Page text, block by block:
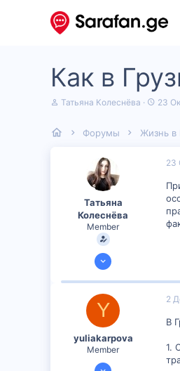
Как в
А
о
Татьяна Колеснёва
Д
а
23
Форумы Жизнь в
Татьяна
Колеснёва
Member
19 Окт 2023
23
Y
yuliakarpova
Member
29 Ноя 2023
2
В
1.